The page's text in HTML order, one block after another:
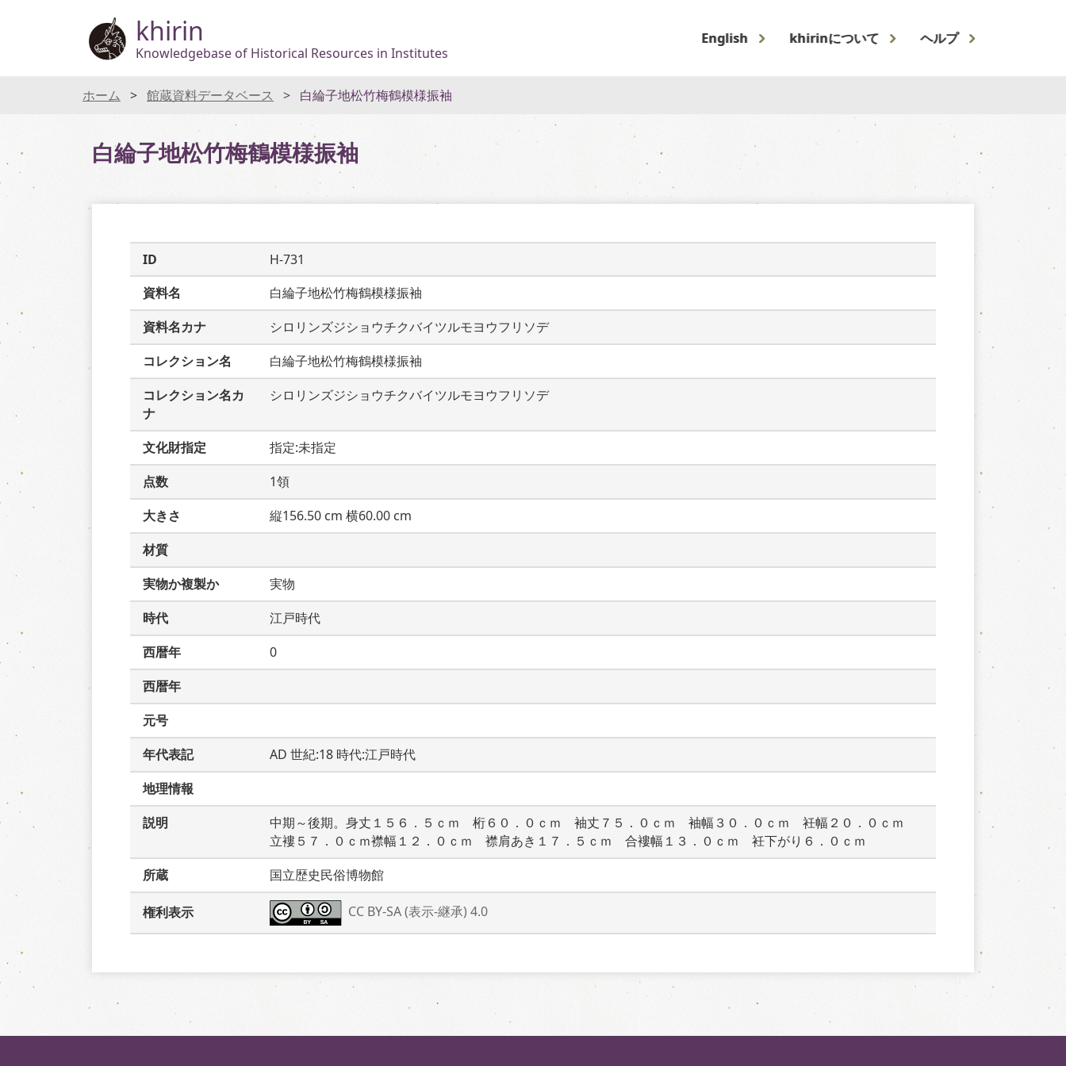
khirin
Knowledgebase of Historical Resources in Institutes
English khirinについて ヘルプ
ホーム 館蔵資料データベース 白綸子地松竹梅鶴模様振袖
白綸子地松竹梅鶴模様振袖
ID
H-731
資料名
白綸子地松竹梅鶴模様振袖
資料名カナ
シロリンズジショウチクバイツルモヨウフリソデ
コレクション名
白綸子地松竹梅鶴模様振袖
コレクション名カ
ナ
シロリンズジショウチクバイツルモヨウフリソデ
文化財指定
指定:未指定
点数
1領
大きさ
縦156.50 cm 横60.00 cm
材質
実物か複製か
実物
時代
江戸時代
西暦年
0
西暦年
元号
年代表記
AD 世紀:18 時代:江戸時代
地理情報
説明
中期～後期。身丈１５６．５ｃｍ　桁６０．０ｃｍ　袖丈７５．０ｃｍ　袖幅３０．０ｃｍ　衽幅２０．０ｃｍ
立褸５７．０ｃｍ襟幅１２．０ｃｍ　襟肩あき１７．５ｃｍ　合褸幅１３．０ｃｍ　衽下がり６．０ｃｍ
所蔵
国立歴史民俗博物館
権利表示 CC BY-SA (表示-継承) 4.0